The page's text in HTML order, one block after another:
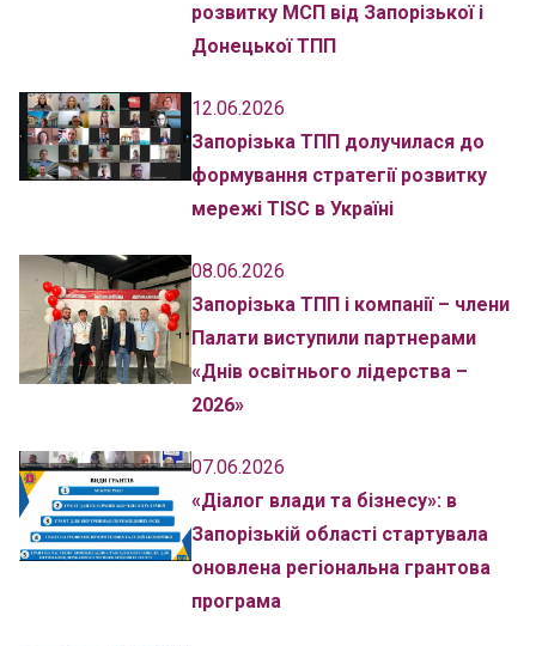
розвитку МСП від Запорізької і
Донецької ТПП
12.06.2026
Запорізька ТПП долучилася до
формування стратегії розвитку
мережі TISC в Україні
08.06.2026
Запорізька ТПП і компанії – члени
Палати виступили партнерами
«Днів освітнього лідерства –
2026»
07.06.2026
«Діалог влади та бізнесу»: в
Запорізькій області стартувала
оновлена регіональна грантова
програма